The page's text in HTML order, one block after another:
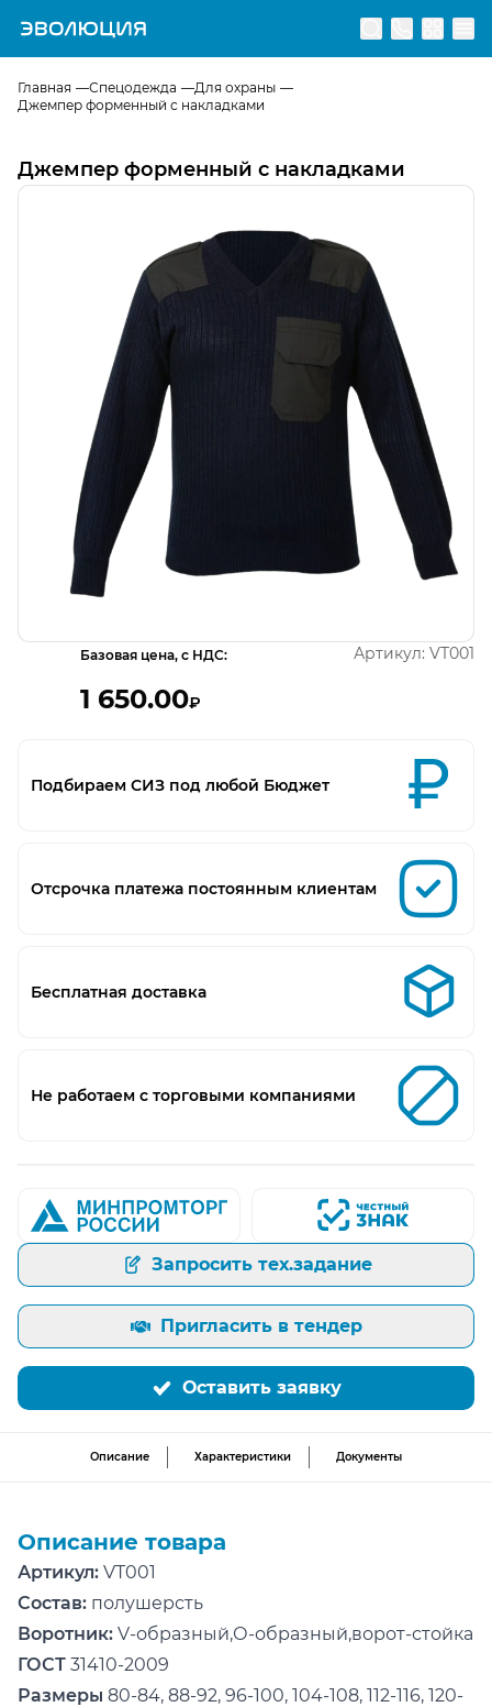
Перейти на главную страницу
Главная Спецодежда
Для охраны
Джемпер форменный с накладками
Открыть изображение
Джемпер форменный с накладками
Базовая цена, с НДС:
1 650.00₽
Артикул: VT001
Подбираем СИЗ под любой Бюджет
Отсрочка платежа постоянным клиентам
Бесплатная доставка
Не работаем с торговыми компаниями
Запросить тех.задание
Пригласить в тендер
Оставить заявку
Описание Характеристики Документы
Описание товара
Артикул: VT001
Состав: полушерсть
Воротник: V-образный,О-образный,ворот-стойка
ГОСТ 31410-2009
Размеры 80-84, 88-92, 96-100, 104-108, 112-116, 120-